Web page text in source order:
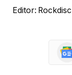
Editor: Rockdisc